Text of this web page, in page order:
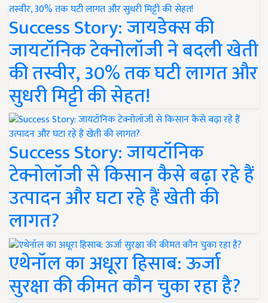
Success Story: जायडेक्स की
जायटॉनिक टेक्नोलॉजी ने बदली खेती
की तस्वीर, 30% तक घटी लागत और
सुधरी मिट्टी की सेहत!
Success Story: जायटॉनिक
टेक्नोलॉजी से किसान कैसे बढ़ा रहे हैं
उत्पादन और घटा रहे हैं खेती की
लागत?
एथेनॉल का अधूरा हिसाब: ऊर्जा
सुरक्षा की कीमत कौन चुका रहा है?